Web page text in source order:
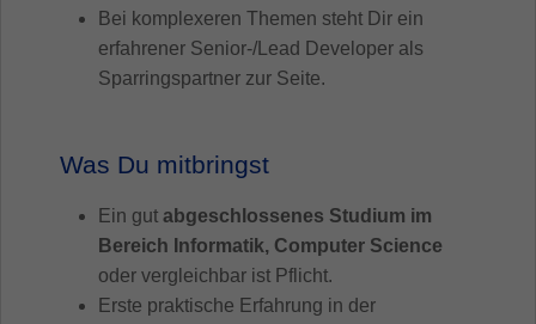
Bei komplexeren Themen steht Dir ein
erfahrener Senior-/Lead Developer als
Sparringspartner zur Seite.
Was Du mitbringst
Ein gut abgeschlossenes Studium im
Bereich Informatik, Computer Science
oder vergleichbar ist Pflicht.
Erste praktische Erfahrung in der